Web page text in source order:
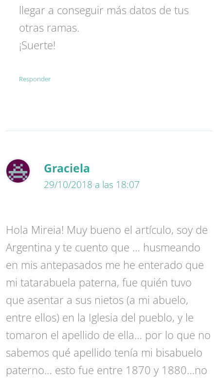
llegar a conseguir más datos de tus
otras ramas.
¡Suerte!
Responder
Graciela
29/10/2018 a las 18:07
Hola Mireia! Muy bueno el artículo, soy de
Argentina y te cuento que … husmeando
en mis antepasados me he enterado que
mi tatarabuela paterna, fue quién tuvo
que asentar a sus nietos (a mi abuelo,
entre ellos) en la Iglesia del pueblo, y le
tomaron el apellido de ella… por lo que no
sabemos qué apellido tenía mi bisabuelo
paterno… esto fue entre 1870 y 1880…no